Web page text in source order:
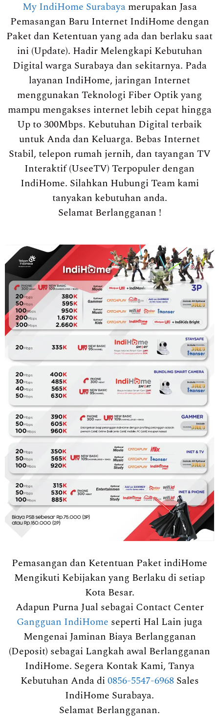
My IndiHome Surabayamerupakan Jasa
Pemasangan Baru Internet IndiHome dengan
Paket dan Ketentuan yang ada dan berlaku saat
ini (Update). Hadir Melengkapi Kebutuhan
Digital warga Surabaya dan sekitarnya. Pada
layanan IndiHome, jaringan Internet
menggunakan Teknologi Fiber Optik yang
mampu mengakses internet lebih cepat hingga
Up to 300Mbps. Kebutuhan Digital terbaik
untuk Anda dan Keluarga. Bebas Internet
Stabil, telepon rumah jernih, dan tayangan TV
Interaktif (UseeTV) Terpopuler dengan
IndiHome. Silahkan Hubungi Team kami
tanyakan kebutuhan anda.
Selamat Berlangganan !
Pemasangan dan Ketentuan Paket indiHome
Mengikuti Kebijakan yang Berlaku di setiap
Kota Besar.
Adapun Purna Jual sebagai Contact Center
Gangguan IndiHome seperti Hal Lain juga
Mengenai Jaminan Biaya Berlangganan
(Deposit) sebagai Langkah awal Berlangganan
IndiHome. Segera Kontak Kami, Tanya
Kebutuhan Anda di 0856-5547-6968Sales
IndiHome Surabaya.
Selamat Berlangganan.